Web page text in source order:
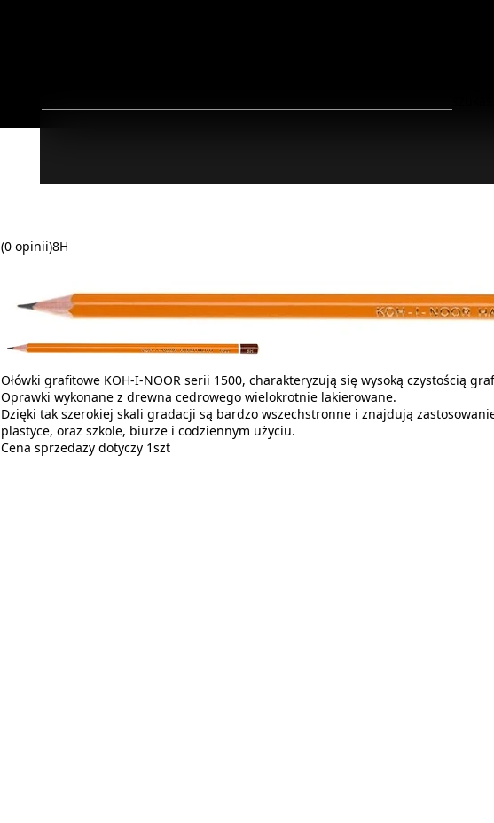
(0 opinii)8H
Ołówki grafitowe KOH-I-NOOR serii 1500, charakteryzują się wysoką czystością
Oprawki wykonane z drewna cedrowego wielokrotnie lakierowane.
Dzięki tak szerokiej skali gradacji są bardzo wszechstronne i znajdują
plastyce, oraz szkole, biurze i codziennym użyciu.
Cena sprzedaży dotyczy 1szt